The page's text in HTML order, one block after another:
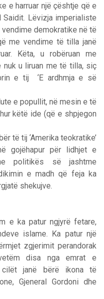
e harruar një çështje që e
Lëvizja imperialiste
demokratike në të
me vendime të tilla janë
Këta, u robëruan me
nuk u liruan me të tilla, siç
e tij ‘E ardhmja e së
e popullit, në mesin e të
këtë ide (që e shpjegon
të tij ‘Amerika teokratike’
gojëhapur për lidhjet e
politikës së jashtme
e madh që feja ka
shekujve.
e ka patur ngjyrë fetare,
islame. Ka patur një
zgjerimit perandorak
disa nga emrat e
janë bërë ikona të
Gjeneral Gordoni dhe